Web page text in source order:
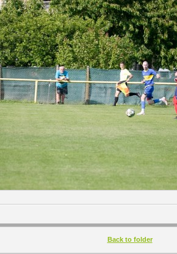
Back to folder